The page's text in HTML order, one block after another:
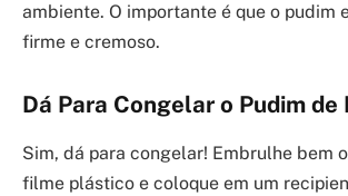
ambiente. O importante é que o pudim
firme e cremoso.
Dá Para Congelar o Pudim de
Sim, dá para congelar! Embrulhe bem
filme plástico e coloque em um